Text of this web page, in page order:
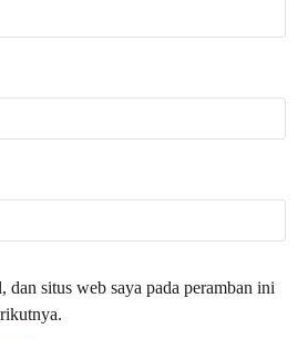
dan situs web saya pada peramban ini